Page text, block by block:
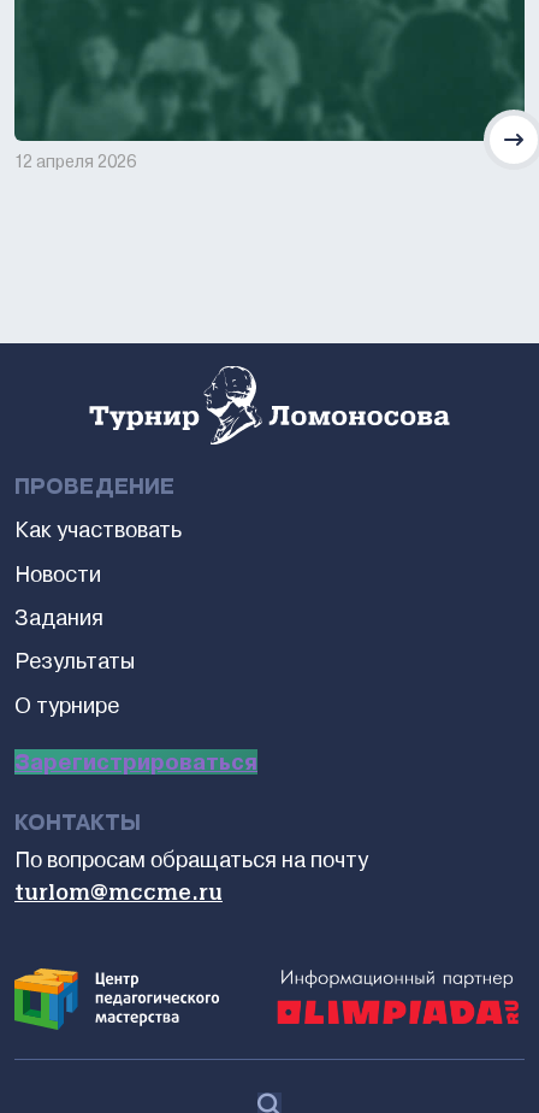
12 апреля 2026
ПРОВЕДЕНИЕ
Как участвовать
Новости
Задания
Результаты
О турнире
Зарегистрироваться
КОНТАКТЫ
По вопросам обращаться на почту
turlom@mccme.ru